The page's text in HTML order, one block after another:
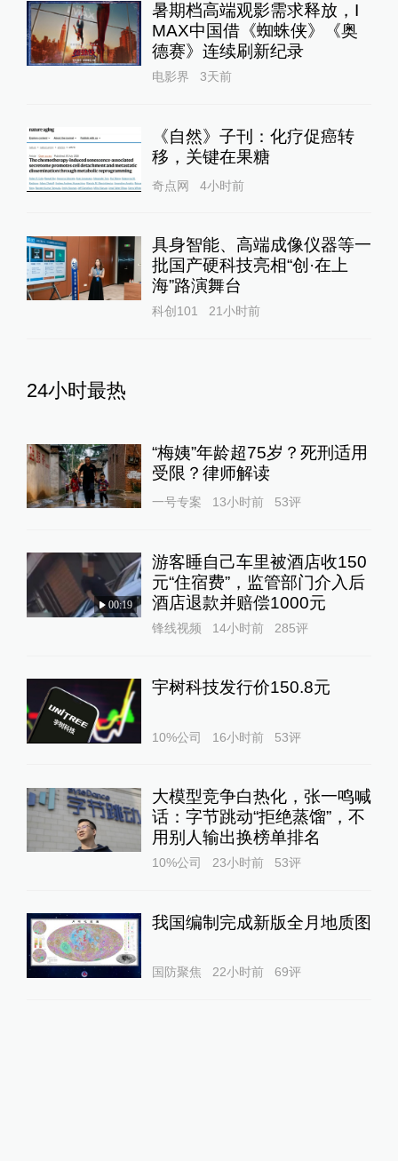
暑期档高端观影需求释放，I
MAX中国借《蜘蛛侠》《奥
德赛》连续刷新纪录
电影界 3天前
《自然》子刊：化疗促癌转
移，关键在果糖
奇点网 4小时前
具身智能、高端成像仪器等一
批国产硬科技亮相“创·在上
海”路演舞台
科创101 21小时前
24小时最热
“梅姨”年龄超75岁？死刑适用
受限？律师解读
一号专案 13小时前 53评
00:19
游客睡自己车里被酒店收150
元“住宿费”，监管部门介入后
酒店退款并赔偿1000元
锋线视频 14小时前 285评
宇树科技发行价150.8元
10%公司 16小时前 53评
大模型竞争白热化，张一鸣喊
话：字节跳动“拒绝蒸馏”，不
用别人输出换榜单排名
10%公司 23小时前 53评
我国编制完成新版全月地质图
国防聚焦 22小时前 69评